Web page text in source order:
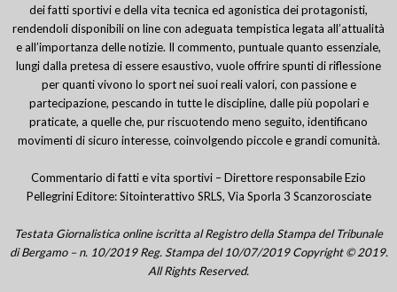
dei fatti sportivi e della vita tecnica ed agonistica dei protagonisti,
rendendoli disponibili on line con adeguata tempistica legata all’attualità
e all’importanza delle notizie. Il commento, puntuale quanto essenziale,
lungi dalla pretesa di essere esaustivo, vuole offrire spunti di riflessione
per quanti vivono lo sport nei suoi reali valori, con passione e
partecipazione, pescando in tutte le discipline, dalle più popolari e
praticate, a quelle che, pur riscuotendo meno seguito, identificano
movimenti di sicuro interesse, coinvolgendo piccole e grandi comunità.
Commentario di fatti e vita sportivi – Direttore responsabile Ezio
Pellegrini Editore: Sitointerattivo SRLS, Via Sporla 3 Scanzorosciate
Testata Giornalistica online iscritta al Registro della Stampa del Tribunale
di Bergamo – n. 10/2019 Reg. Stampa del 10/07/2019 Copyright © 2019.
All Rights Reserved.